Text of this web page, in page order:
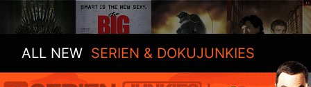
ALL NEW SERIEN & DOKUJUNKIES